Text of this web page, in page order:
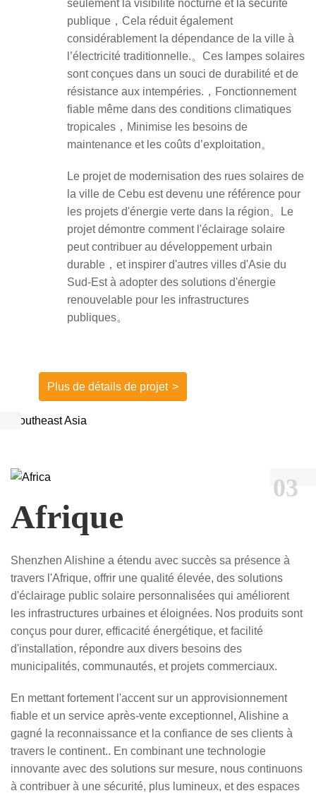
seulement la visibilité nocturne et la sécurité
publique，Cela réduit également
considérablement la dépendance de la ville à
l’électricité traditionnelle.。Ces lampes solaires
sont conçues dans un souci de durabilité et de
résistance aux intempéries.，Fonctionnement
fiable même dans des conditions climatiques
tropicales，Minimise les besoins de
maintenance et les coûts d’exploitation。
Le projet de modernisation des rues solaires de
la ville de Cebu est devenu une référence pour
les projets d'énergie verte dans la région。Le
projet démontre comment l'éclairage solaire
peut contribuer au développement urbain
durable，et inspirer d'autres villes d'Asie du
Sud-Est à adopter des solutions d'énergie
renouvelable pour les infrastructures
publiques。
Plus de détails de projet >
Afrique
Shenzhen Alishine a étendu avec succès sa présence à
travers l'Afrique, offrir une qualité élevée, des solutions
d'éclairage public solaire personnalisées qui améliorent
les infrastructures urbaines et éloignées. Nos produits sont
conçus pour durer, efficacité énergétique, et facilité
d'installation, répondre aux divers besoins des
municipalités, communautés, et projets commerciaux.
En mettant fortement l'accent sur un approvisionnement
fiable et un service après-vente exceptionnel, Alishine a
gagné la reconnaissance et la confiance de ses clients à
travers le continent.. En combinant une technologie
innovante avec des solutions sur mesure, nous continuons
à contribuer à une sécurité, plus lumineux, et des espaces
03